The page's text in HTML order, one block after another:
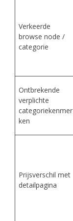
Verkeerde
browse node /
categorie
Ontbrekende
verplichte
categoriekenmer
ken
Prijsverschil met
detailpagina